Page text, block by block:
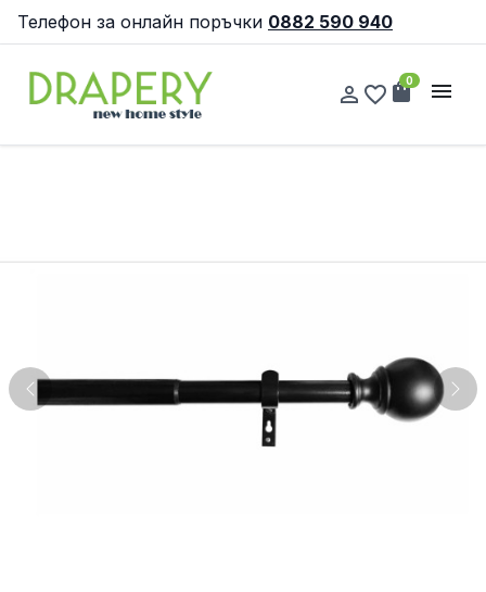
Телефон за онлайн поръчки 0882 590 940
person_outline favorite_border shopping_bag
0 menu
Previous